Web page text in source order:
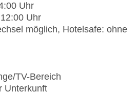
Uhr
Uhr
möglich, Hotelsafe: ohne
TV-Bereich
Unterkunft